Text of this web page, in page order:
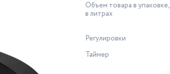
Объем товара в упаковке,
в литрах
Регулировки
Таймер